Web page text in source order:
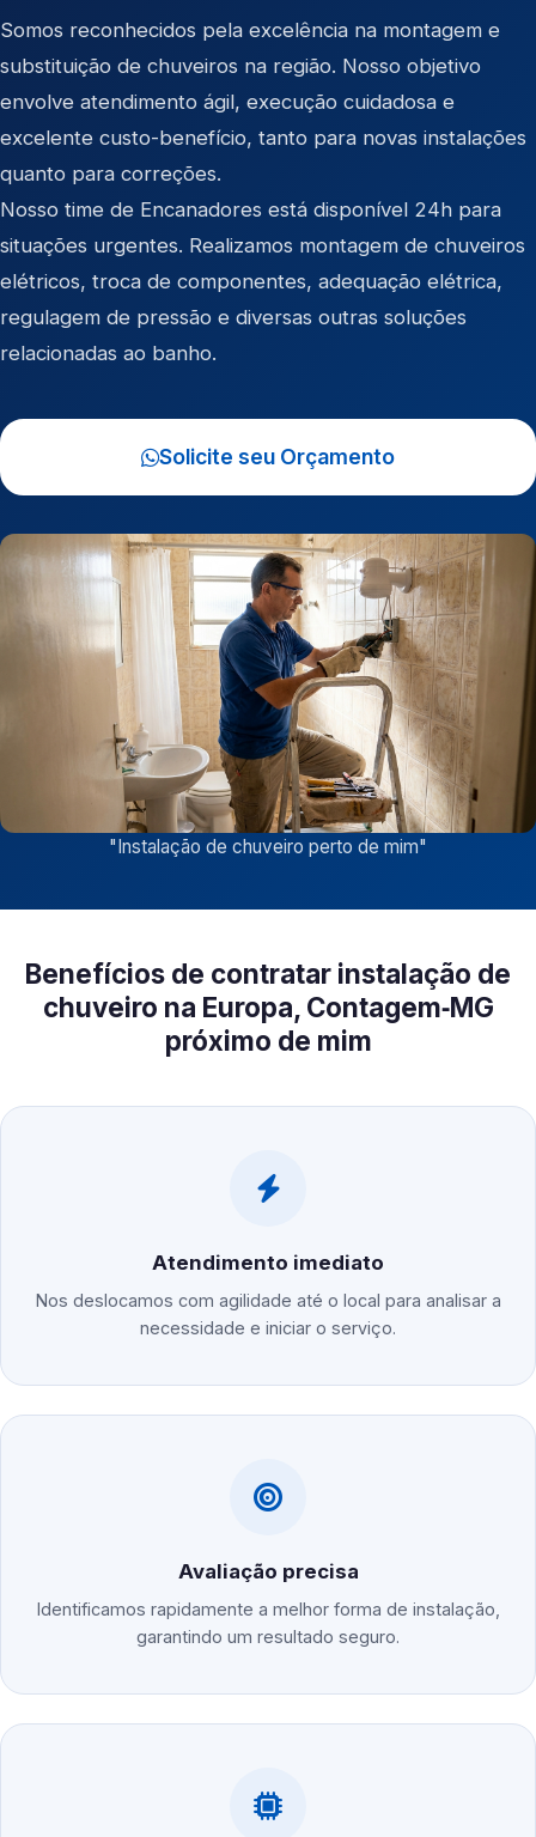
Somos reconhecidos pela excelência na montagem e
substituição de chuveiros na região. Nosso objetivo
envolve atendimento ágil, execução cuidadosa e
excelente custo-benefício, tanto para novas instalações
quanto para correções.
Nosso time de Encanadores está disponível 24h para
situações urgentes. Realizamos montagem de chuveiros
elétricos, troca de componentes, adequação elétrica,
regulagem de pressão e diversas outras soluções
relacionadas ao banho.
Solicite seu Orçamento
"Instalação de chuveiro perto de mim"
Benefícios de contratar instalação de
chuveiro na Europa, Contagem‑MG
próximo de mim
Atendimento imediato
Nos deslocamos com agilidade até o local para analisar a
necessidade e iniciar o serviço.
Avaliação precisa
Identificamos rapidamente a melhor forma de instalação,
garantindo um resultado seguro.